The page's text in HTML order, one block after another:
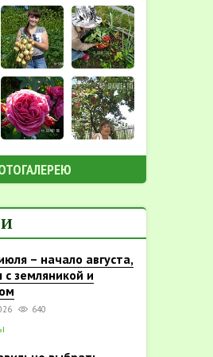
– начало августа,
земляникой и
640